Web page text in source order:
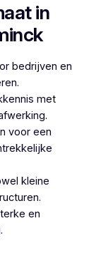
in
bedrijven en
met
voor een
kleine
en